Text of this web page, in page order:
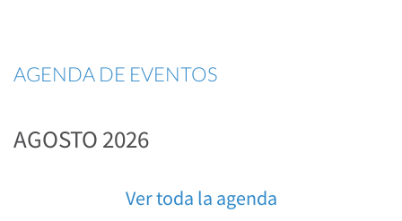
AGENDA DE EVENTOS
AGOSTO 2026
Ver toda la agenda